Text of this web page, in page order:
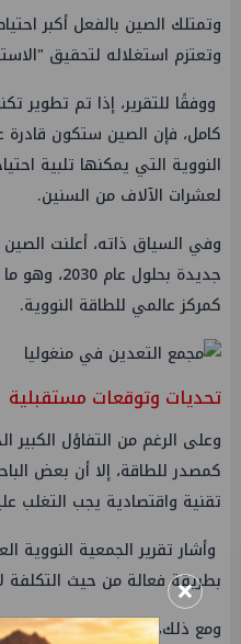
وتمتلك الصين بالفعل أكبر
وتعتزم استغلاله لتحقيق
ووفقًا للتقرير، إذا تم تطوير
كامل، فإن الصين ستكون قادرة
النووية التي يمكنها تلبية
لعشرات الآلاف من السنين.
جديدة
كمركز عالمي للطاقة النووية.
تحديات وتوقعات مستقبلية
وعلى الرغم من التفاؤل الكبير
كمصدر للطاقة، إلا أن بعض
تقنية واقتصادية يجب التغلب
وأشار تقرير الجمعية النووية
بطريقة فعالة من حيث التكلفة
ومع ذلك، فإن الأبحاث المكثفة
×